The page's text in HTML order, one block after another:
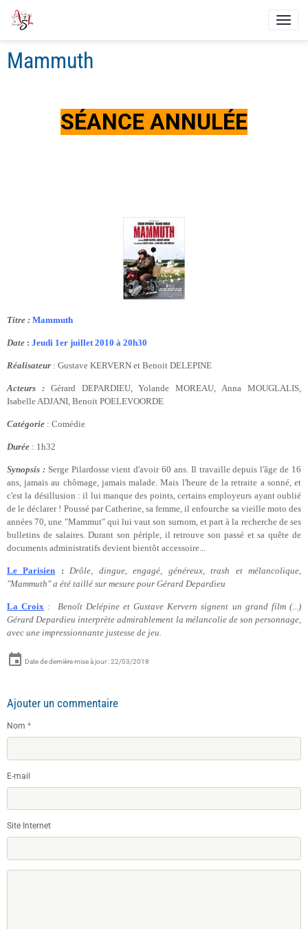
Mammuth
SÉANCE ANNULÉE
Titre : Mammuth
Date : Jeudi 1er juillet 2010 à 20h30
Réalisateur : Gustave KERVERN et Benoit DELEPINE
Acteurs :Gérard DEPARDIEU, Yolande MOREAU, Anna MOUGLALIS,
Isabelle ADJANI, Benoit POELEVOORDE
Catégorie : Comédie
Durée : 1h32
Synopsis : Serge Pilardosse vient d'avoir 60 ans. Il travaille depuis l'âge de 16
ans, jamais au chômage, jamais malade. Mais l'heure de la retraite a sonné, et
c'est la désillusion : il lui manque des points, certains employeurs ayant oublié
de le déclarer ! Poussé par Catherine, sa femme, il enfourche sa vieille moto des
années 70, une "Mammut" qui lui vaut son surnom, et part à la recherche de ses
bulletins de salaires. Durant son périple, il retrouve son passé et sa quête de
documents administratifs devient bientôt accessoire...
Le Parisien :
Drôle, dingue, engagé, généreux, trash et mélancolique,
"Mammuth" a été taillé sur mesure pour Gérard Depardieu
La Croix : Benoît Delépine et Gustave Kervern signent un grand film (...)
Gérard Depardieu interprète admirablement la mélancolie de son personnage,
avec une impressionnante justesse de jeu.
Date de dernière mise à jour : 22/03/2018
Ajouter un commentaire
Nom
E-mail
Site Internet